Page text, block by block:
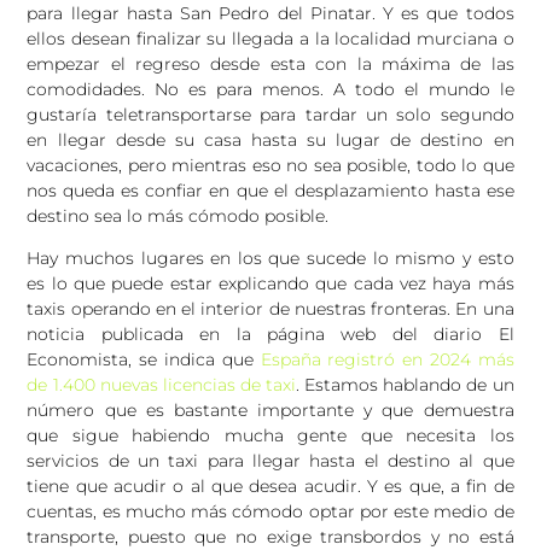
para llegar hasta San Pedro del Pinatar. Y es que todos
ellos desean finalizar su llegada a la localidad murciana o
empezar el regreso desde esta con la máxima de las
comodidades. No es para menos. A todo el mundo le
gustaría teletransportarse para tardar un solo segundo
en llegar desde su casa hasta su lugar de destino en
vacaciones, pero mientras eso no sea posible, todo lo que
nos queda es confiar en que el desplazamiento hasta ese
destino sea lo más cómodo posible.
Hay muchos lugares en los que sucede lo mismo y esto
es lo que puede estar explicando que cada vez haya más
taxis operando en el interior de nuestras fronteras. En una
noticia publicada en la página web del diario El
Economista, se indica queEspaña registró en 2024 más
de 1.400 nuevas licencias de taxi. Estamos hablando de un
número que es bastante importante y que demuestra
que sigue habiendo mucha gente que necesita los
servicios de un taxi para llegar hasta el destino al que
tiene que acudir o al que desea acudir. Y es que, a fin de
cuentas, es mucho más cómodo optar por este medio de
transporte, puesto que no exige transbordos y no está